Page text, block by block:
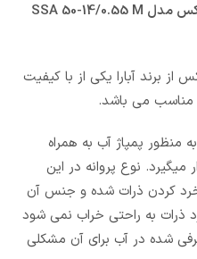
پمپ لجن کش استیل پروانه ورتکس مدل SSA 50-14/0.55 M
برند آبارا یکی از با کیفیت
مناسب می باشد.
پمپاژ آب به همراه
میگیرد. نوع پروانه در این
کردن ذرات شده و جنس آن
ذرات به راحتی خراب نمی شود
شده در آب برای آن مشکلی